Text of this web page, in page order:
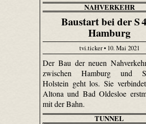
NAHVERKEHR
Baustart bei der S
Hamburg
tvi.ticker • 10. Mai 2021
Der Bau der neuen
zwischen Hamburg und
Holstein geht los. Sie
Altona und Bad Oldesloe
mit der Bahn.
TUNNEL